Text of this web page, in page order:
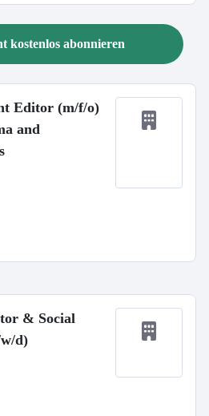
kostenlos abonnieren
Editor (m/f/o)
and
& Social
d)